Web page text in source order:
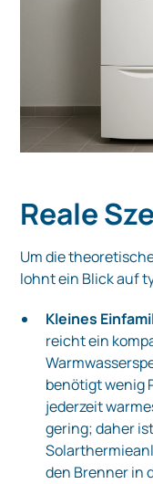
Reale
Um die
lohnt ein Blick auf
Kleines
reicht ein
benötigt wenig
jederzeit
gering; daher
den Brenner in